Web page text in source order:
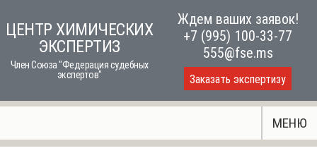
toЦЕНТР ХИМИЧЕСКИХ
ЭКСПЕРТИЗ
Член Союза "Федерация судебных
экспертов"
Ждем ваших заявок!
+7 (995) 100-33-77
555@fse.ms
Заказать экспертизу
МЕНЮ